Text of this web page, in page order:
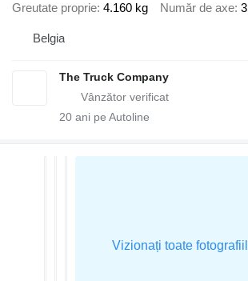
Greutate proprie 4.160 kg Număr de axe 3
Belgia
The Truck Company
20 ani pe Autoline